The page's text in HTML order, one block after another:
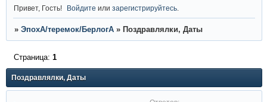
Привет, Гость! Войдите илизарегистрируйтесь
» ЭпохА/теремок/БерлогА » Поздравлялки, Даты
Поздравлялки, Даты
Страница: 1